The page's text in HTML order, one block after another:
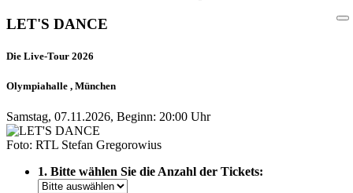
LET'S DANCE
Die Live-Tour 2026
Olympiahalle , München
Samstag, 07.11.2026, Beginn: 20:00 Uhr
Foto: RTL Stefan Gregorowius
1. Bitte wählen Sie die Anzahl der Tickets: